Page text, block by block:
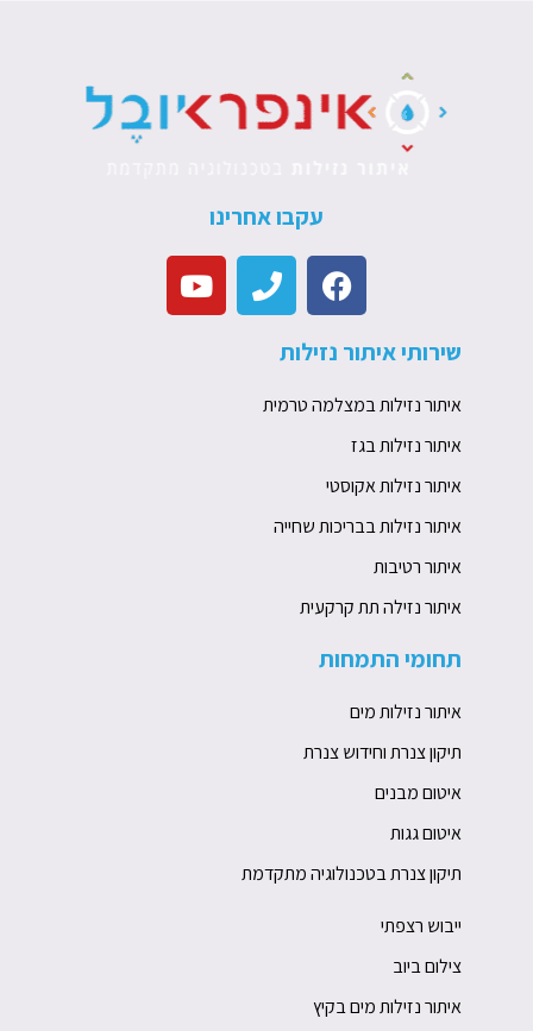
תחומי התמחות
איתור נזילות מים
תיקון צנרת וחידוש צנרת
איטום מבנים
איטום גגות
תיקון צנרת בטכנולוגיה מתקדמת
ייבוש רצפתי
צילום ביוב
איתור נזילות מים בקיץ
שירותי איתור נזילות
איתור נזילות במצלמה טרמית
איתור נזילות בגז
איתור נזילות אקוסטי
איתור נזילות בבריכות שחייה
איתור רטיבות
איתור נזילה תת קרקעית
עקבו אחרינו
F
a
e
o
k
h
Y
o